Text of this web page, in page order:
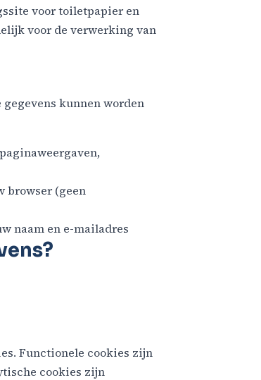
voor toiletpapier en
voor de verwerking van
kunnen worden
browser (geen
naam en e-mailadres
Functionele cookies zijn
cookies zijn